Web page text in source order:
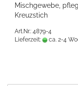
Mischgewebe,
Kreuzstich
Art.Nr.: 4879-4
Lieferzeit:
ca. 2-4